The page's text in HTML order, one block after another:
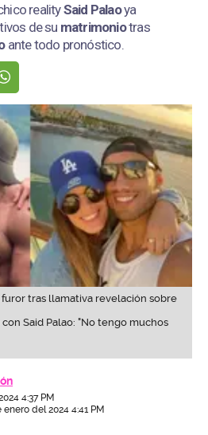
realitySaid Palaoya
de su matrimoniotras
ante todo pronóstico.
tras llamativa revelación sobre
Said Palao: "No tengo muchos
4:37 PM
del 2024 4:41 PM